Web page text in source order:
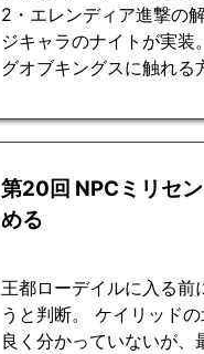
2・エレンディア進撃の
ジキャラのナイトが実
グオブキングスに触れる
第20回 NPCミリセ
める
王都ローデイルに入る前
うと判断。 ケイリッド
良く分かっていないが